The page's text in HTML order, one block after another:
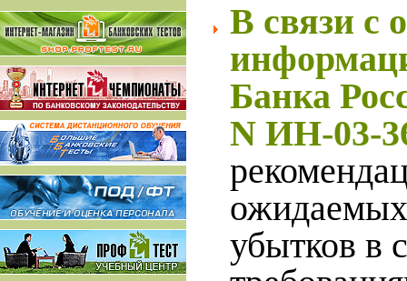
В связи с
Банка
N ИН-03-
убытков в